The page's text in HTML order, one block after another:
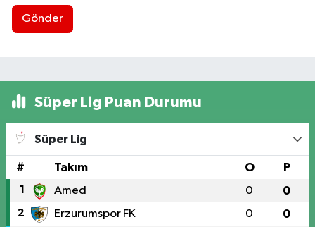
Gönder
Süper Lig Puan Durumu
Süper Lig
# Takım O P
1 Amed 0 0
2 Erzurumspor FK 0 0